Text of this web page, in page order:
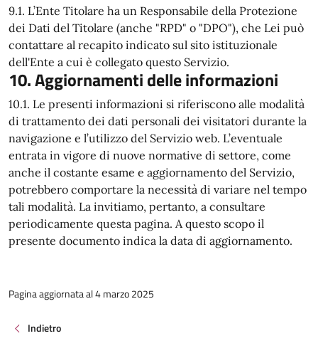
9.1. L’Ente Titolare ha un Responsabile della Protezione
dei Dati del Titolare (anche "RPD" o "DPO"), che Lei può
contattare al recapito indicato sul sito istituzionale
dell'Ente a cui è collegato questo Servizio.
10. Aggiornamenti delle informazioni
10.1. Le presenti informazioni si riferiscono alle modalità
di trattamento dei dati personali dei visitatori durante la
navigazione e l’utilizzo del Servizio web. L’eventuale
entrata in vigore di nuove normative di settore, come
anche il costante esame e aggiornamento del Servizio,
potrebbero comportare la necessità di variare nel tempo
tali modalità. La invitiamo, pertanto, a consultare
periodicamente questa pagina. A questo scopo il
presente documento indica la data di aggiornamento.
Pagina aggiornata al 4 marzo 2025
Indietro